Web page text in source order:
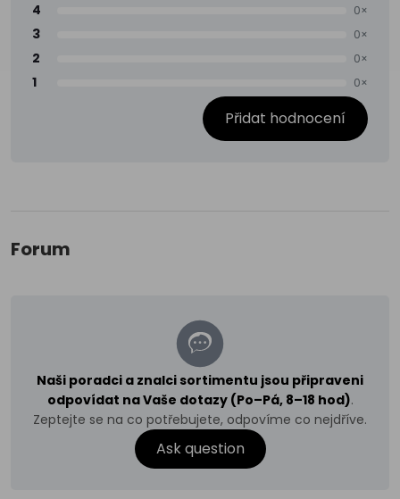
4 0×
3 0×
2 0×
1 0×
Přidat hodnocení
Forum
Naši poradci a znalci sortimentu jsou připraveni
odpovídat na Vaše dotazy (Po–Pá, 8–18 hod).
Zeptejte se na co potřebujete, odpovíme co nejdříve.
Ask question